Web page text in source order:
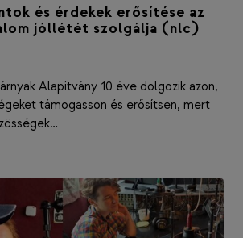
és érdekek erősítése az
jóllétét szolgálja (nlc)
Alapítvány 10 éve dolgozik azon,
támogasson és erősítsen, mert